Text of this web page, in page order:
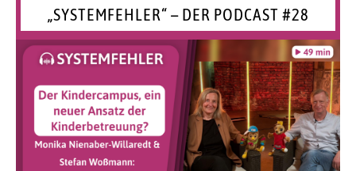
„SYSTEMFEHLER“ – DER PODCAST #28